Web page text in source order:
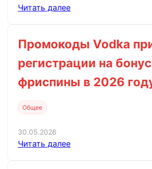
Читать далее
Промокоды Vodka
регистрации на
фриспины в 2026
Общее
30.05.2026
Читать далее